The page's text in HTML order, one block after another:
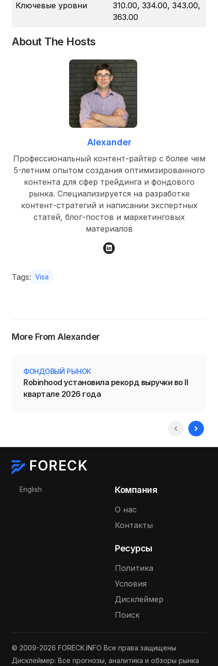
Ключевые уровни
310.00, 334.00, 343.00,
363.00
About The Hosts
Alexander
Профессиональный контент-райтер с более чем
5-летним опытом создания оптимизированного
контента для сфер трейдинга и фондового
рынка. Специализируется на разработке
контент-стратегий и написании экспертных
статей, блог-постов и маркетинговых
материалов
Tags: Visa
More From Alexander
ФОНДОВЫЙ РЫНОК
Robinhood установила рекорд выручки во II
квартале 2026 года
FORECK
Выберите язык
English Компания
О нас
Контакты
Ресурсы
Политика
Условия
Дисклеймер
Поиск
© 2009-2026 FORECK.INFO Все права защищены
Дисклеймер: Все прогнозы, аналитика и обзоры рынка